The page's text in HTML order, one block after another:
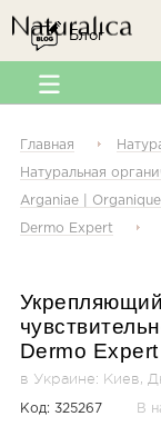
Блог
Главная
Натуральная
Arganiae |
Dermo Expert
Dermo Expert
в Украине: Киев,
Код: 325267 В
Мы в соцсетях